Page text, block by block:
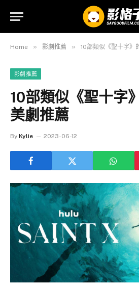
Home » 影劇推薦 » 10部類似《聖十字》
影劇推薦
10部類似《聖十字
美劇推薦
By Kylie 2023-06-12